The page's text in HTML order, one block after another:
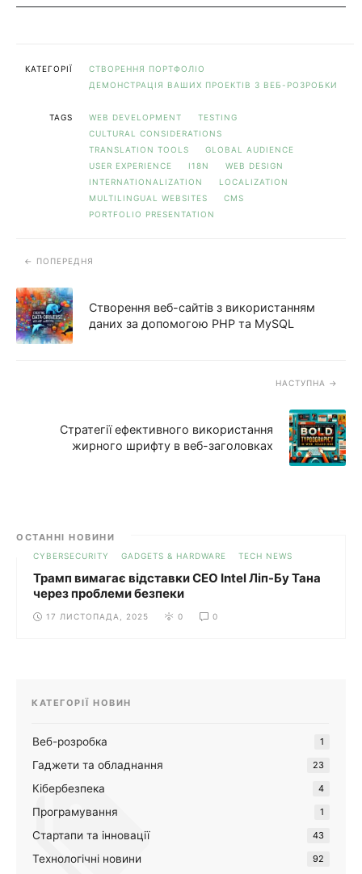
КАТЕГОРІЇ
СТВОРЕННЯ ПОРТФОЛІО
ДЕМОНСТРАЦІЯ ВАШИХ ПРОЕКТІВ З ВЕБ-РОЗРОБКИ
TAGS WEB DEVELOPMENT
TESTING
CULTURAL CONSIDERATIONS
TRANSLATION TOOLS
GLOBAL AUDIENCE
USER EXPERIENCE
I18N
WEB DESIGN
INTERNATIONALIZATION
LOCALIZATION
MULTILINGUAL WEBSITES
CMS
PORTFOLIO PRESENTATION
ПОПЕРЕДНЯ
Створення веб-сайтів з використанням
даних за допомогою PHP та MySQL
НАСТУПНА
Стратегії ефективного використання
жирного шрифту в веб-заголовках
ОСТАННІ НОВИНИ
CYBERSECURITY GADGETS & HARDWARE TECH NEWS
Трамп вимагає відставки CEO Intel Ліп-Бу Тана
через проблеми безпеки
17 ЛИСТОПАДА, 2025 0 0
КАТЕГОРІЇ НОВИН
Веб-розробка 1
Гаджети та обладнання 23
Кібербезпека 4
Програмування 1
Стартапи та інновації 43
Технологічні новини 92